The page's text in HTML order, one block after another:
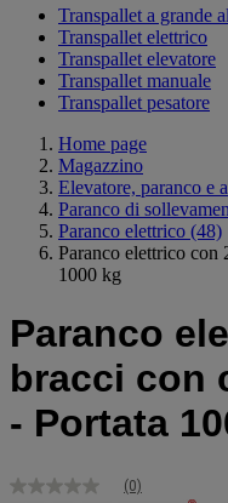
Transpallet a grande
Transpallet elettrico
Transpallet elevatore
Transpallet manuale
Transpallet pesatore
Home page
Magazzino
Elevatore, paranco e
Paranco di
Paranco elettrico (48)
Paranco elettrico con
1000 kg
Paranco
bracci con
- Portata
Nessuna (0)